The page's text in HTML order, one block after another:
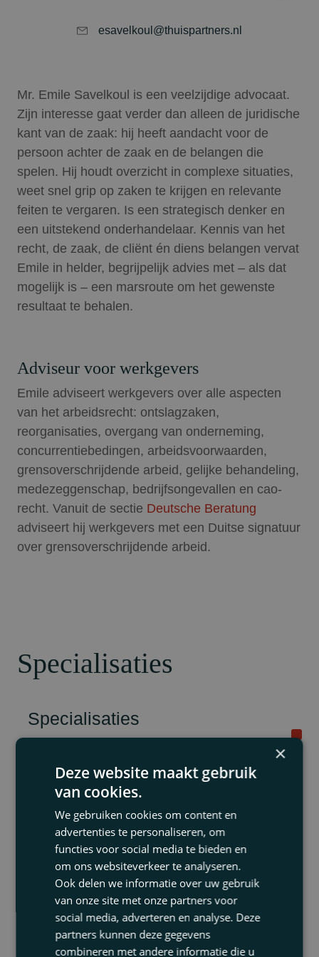
esavelkoul@thuispartners.nl
Mr. Emile Savelkoul is een veelzijdige advocaat.
Zijn interesse gaat verder dan alleen de juridische
kant van de zaak: hij heeft aandacht voor de
persoon achter de zaak en de belangen die
spelen. Hij houdt overzicht in complexe situaties,
weet snel grip op zaken te krijgen en relevante
feiten te vergaren. Is een strategisch denker en
een uitstekend onderhandelaar. Kennis van het
recht, de zaak, de cliënt én diens belangen vervat
Emile in helder, begrijpelijk advies met – als dat
mogelijk is – een marsroute om het gewenste
resultaat te behalen.
Adviseur voor werkgevers
Emile adviseert werkgevers over alle aspecten
van het arbeidsrecht: ontslagzaken,
reorganisaties, overgang van onderneming,
concurrentiebedingen, arbeidsvoorwaarden,
grensoverschrijdende arbeid, gelijke behandeling,
medezeggenschap, bedrijfsongevallen en cao-
recht. Vanuit de sectie Deutsche Beratung
adviseert hij werkgevers met een Duitse signatuur
over grensoverschrijdende arbeid.
Specialisaties
Specialisaties
Opleidingen &
Rechtsgebiedenregister
×
Deze website maakt gebruik
van cookies.
We gebruiken cookies om content en
advertenties te personaliseren, om
functies voor social media te bieden en
om ons websiteverkeer te analyseren.
Ook delen we informatie over uw gebruik
van onze site met onze partners voor
social media, adverteren en analyse. Deze
partners kunnen deze gegevens
combineren met andere informatie die u